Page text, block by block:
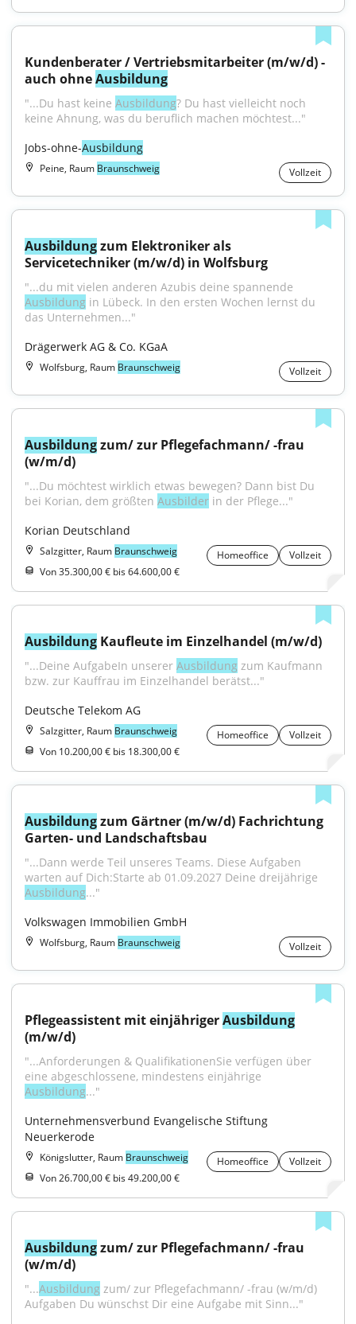
Kundenberater / Vertriebsmitarbeiter (m/w/d) -
auch ohne Ausbildung
"...Du hast keine Ausbildung? Du hast vielleicht noch
keine Ahnung, was du beruflich machen möchtest..."
Jobs-ohne-Ausbildung
Peine, Raum Braunschweig Vollzeit
Ausbildung zum Elektroniker als
Servicetechniker (m/w/d) in Wolfsburg
Ausbildung in Lübeck. In den ersten Wochen lernst du
das Unternehmen..."
Drägerwerk AG & Co. KGaA
Wolfsburg, Raum Braunschweig Vollzeit
Ausbildung zum/ zur Pflegefachmann/ -frau
(w/m/d)
"...Du möchtest wirklich etwas bewegen? Dann bist Du
bei Korian, dem größten Ausbilder in der Pflege..."
Korian Deutschland
Salzgitter, Raum Braunschweig Homeoffice
Vollzeit
Von 35.300,00 € bis 64.600,00 €
Ausbildung Kaufleute im Einzelhandel (m/w/d)
"...Deine AufgabeIn unserer Ausbildung zum Kaufmann
bzw. zur Kauffrau im Einzelhandel berätst..."
Deutsche Telekom AG
Salzgitter, Raum Braunschweig Homeoffice
Vollzeit
Von 10.200,00 € bis 18.300,00 €
Ausbildung zum Gärtner (m/w/d) Fachrichtung
Garten- und Landschaftsbau
"...Dann werde Teil unseres Teams. Diese Aufgaben
Ausbildung..."
Volkswagen Immobilien GmbH
Wolfsburg, Raum Braunschweig Vollzeit
Pflegeassistent mit einjähriger Ausbildung
(m/w/d)
"...Anforderungen & QualifikationenSie verfügen über
Ausbildung..."
Unternehmensverbund Evangelische Stiftung
Neuerkerode
Königslutter, Raum Braunschweig Homeoffice
Vollzeit
Von 26.700,00 € bis 49.200,00 €
Ausbildung zum/ zur Pflegefachmann/ -frau
(w/m/d)
"...Ausbildung zum/ zur Pflegefachmann/ -frau (w/m/d)
Aufgaben Du wünschst Dir eine Aufgabe mit Sinn..."